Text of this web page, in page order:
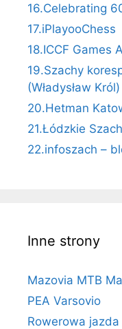
16.Celebrating
17.iPlayooChess
18.ICCF Games
19.Szachy
(Władysław Król)
20.Hetman
21.Łódzkie
22.infoszach –
Inne strony
Mazovia MTB
PEA Varsovio
Rowerowa